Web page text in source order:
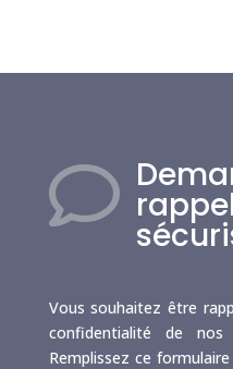

Vous souhaitez être
confidentialité de nos
Remplissez ce